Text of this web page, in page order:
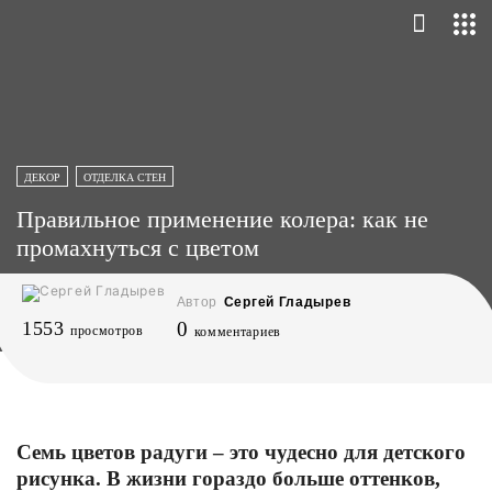
ДЕКОР ОТДЕЛКА СТЕН
Правильное применение колера: как не
промахнуться с цветом
Автор Сергей Гладырев
1553 просмотров 0 комментариев
Семь цветов радуги – это чудесно для детского
рисунка. В жизни гораздо больше оттенков,